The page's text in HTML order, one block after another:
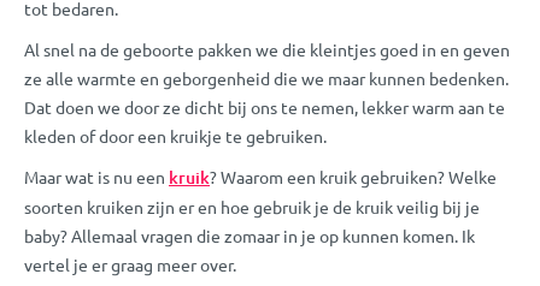
tot bedaren.
Al snel na de geboorte pakken we die kleintjes goed in en geven
ze alle warmte en geborgenheid die we maar kunnen bedenken.
Dat doen we door ze dicht bij ons te nemen, lekker warm aan te
kleden of door een kruikje te gebruiken.
Maar wat is nu een kruik? Waarom een kruik gebruiken? Welke
soorten kruiken zijn er en hoe gebruik je de kruik veilig bij je
baby? Allemaal vragen die zomaar in je op kunnen komen. Ik
vertel je er graag meer over.